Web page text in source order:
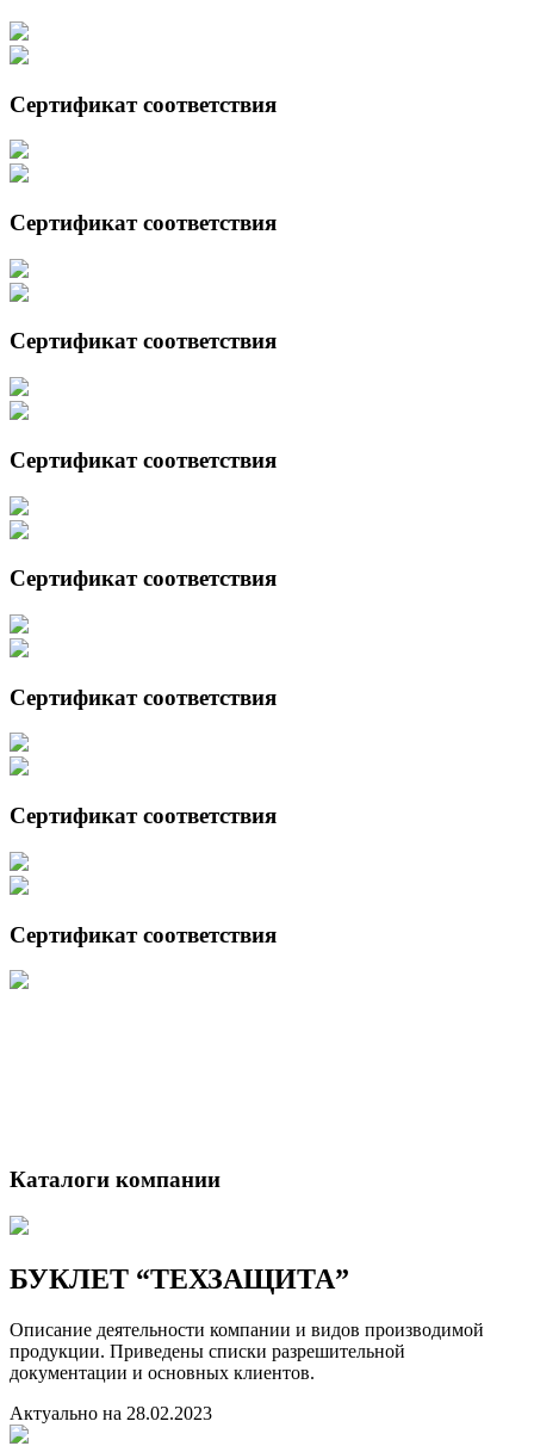
Сертификат соответствия
Сертификат соответствия
Сертификат соответствия
Сертификат соответствия
Сертификат соответствия
Сертификат соответствия
Сертификат соответствия
Сертификат соответствия
Каталоги компании
БУКЛЕТ “ТЕХЗАЩИТА”
Описание деятельности компании и видов производимой
продукции. Приведены списки разрешительной
документации и основных клиентов.
Актуально на 28.02.2023